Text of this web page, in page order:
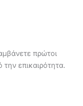
πρώτοι
επικαιρότητα.